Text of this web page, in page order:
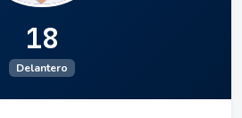
18
Delantero